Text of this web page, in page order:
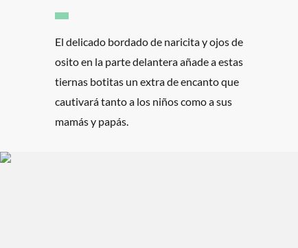
El delicado bordado de naricita y ojos de
osito en la parte delantera añade a estas
tiernas botitas un extra de encanto que
cautivará tanto a los niños como a sus
mamás y papás.